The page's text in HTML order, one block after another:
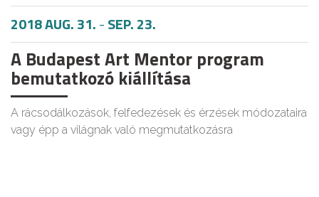
2018 AUG. 31.-SEP. 23.
A Budapest Art Mentor program
bemutatkozó kiállítása
A rácsodálkozások, felfedezések és érzések módozataira
vagy épp a világnak való megmutatkozásra